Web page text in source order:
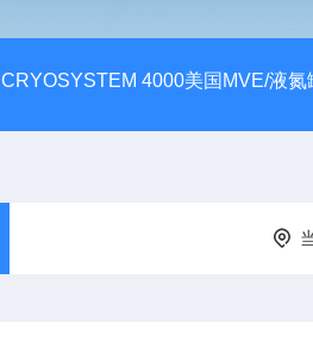
CRYOSYSTEM 4000美国MVE/液